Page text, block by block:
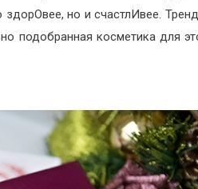
но и счастлИвее.
подобранная косметика для